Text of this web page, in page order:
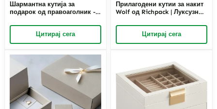
Шармантна кутија за
подарок од правоаголник -
скапоцени подароци
Цитирај сега
Прилагодени кутии за накит
Wolf од Richpack | Луксузно
брендови на накит
Цитирај сега